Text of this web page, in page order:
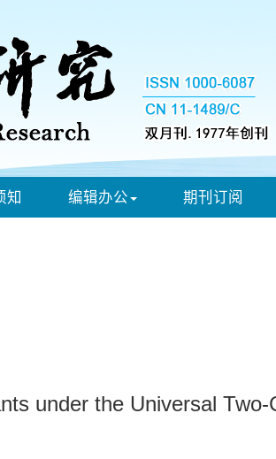
知 编辑办公 期刊订阅
under the Universal